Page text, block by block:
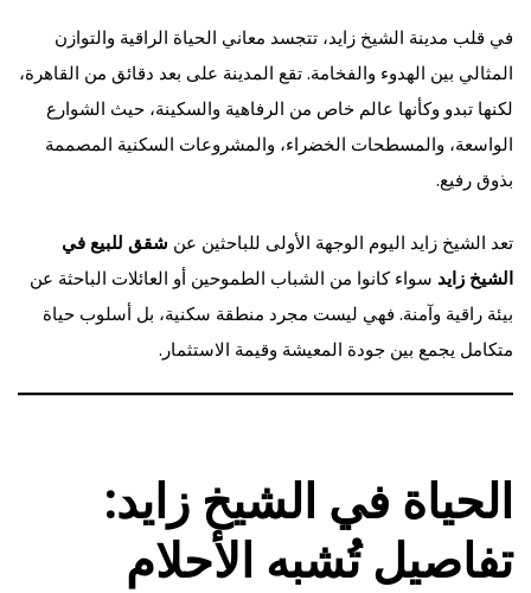
في قلب مدينة الشيخ زايد، تتجسد معاني الحياة الراقية والتوازن
المثالي بين الهدوء والفخامة. تقع المدينة على بعد دقائق من القاهرة،
لكنها تبدو وكأنها عالم خاص من الرفاهية والسكينة، حيث الشوارع
الواسعة، والمسطحات الخضراء، والمشروعات السكنية المصممة
بذوق رفيع.
تعد الشيخ زايد اليوم الوجهة الأولى للباحثين عن شقق للبيع في
الشيخ زايد سواء كانوا من الشباب الطموحين أو العائلات الباحثة عن
بيئة راقية وآمنة. فهي ليست مجرد منطقة سكنية، بل أسلوب حياة
متكامل يجمع بين جودة المعيشة وقيمة الاستثمار.
الحياة في الشيخ زايد:
تفاصيل تُشبه الأحلام